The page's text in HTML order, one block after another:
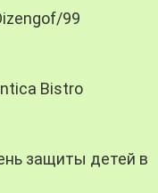
99
Bistro
защиты детей в